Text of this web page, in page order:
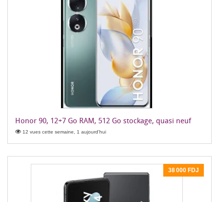
Honor 90, 12+7 Go RAM, 512 Go stockage, quasi neuf
12 vues cette semaine, 1 aujourd'hui
38 000 FDJ